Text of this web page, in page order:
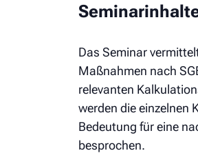
Das Seminar
Maßnahmen nach
relevanten
werden die einzelnen
Bedeutung für eine
besprochen.